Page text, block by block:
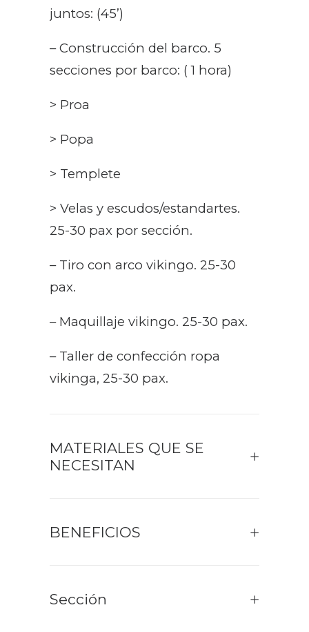
juntos: (45’)
– Construcción del barco. 5
secciones por barco: ( 1 hora)
> Proa
> Popa
> Templete
> Velas y escudos/estandartes.
25-30 pax por sección.
– Tiro con arco vikingo. 25-30
pax.
– Maquillaje vikingo. 25-30 pax.
– Taller de confección ropa
vikinga, 25-30 pax.
MATERIALES QUE SE
NECESITAN
BENEFICIOS
Sección